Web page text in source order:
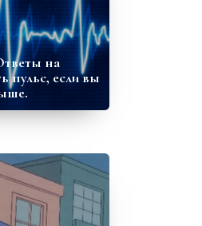
на
пульс, если вы